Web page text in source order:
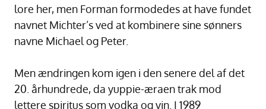
lore her, men Forman formodedes at have fundet
navnet Michter’s ved at kombinere sine sønners
navne Michael og Peter.
Men ændringen kom igen i den senere del af det
20. århundrede, da yuppie-æraen trak mod
lettere spiritus som vodka og vin. I 1989